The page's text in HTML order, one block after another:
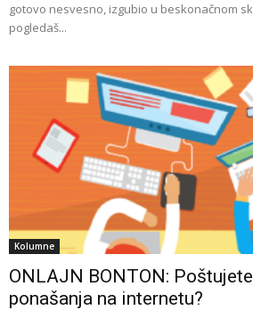
gotovo nesvesno, izgubio u beskonačnom
pogledaš...
Kolumne
ONLAJN BONTON:
ponašanja na internetu?